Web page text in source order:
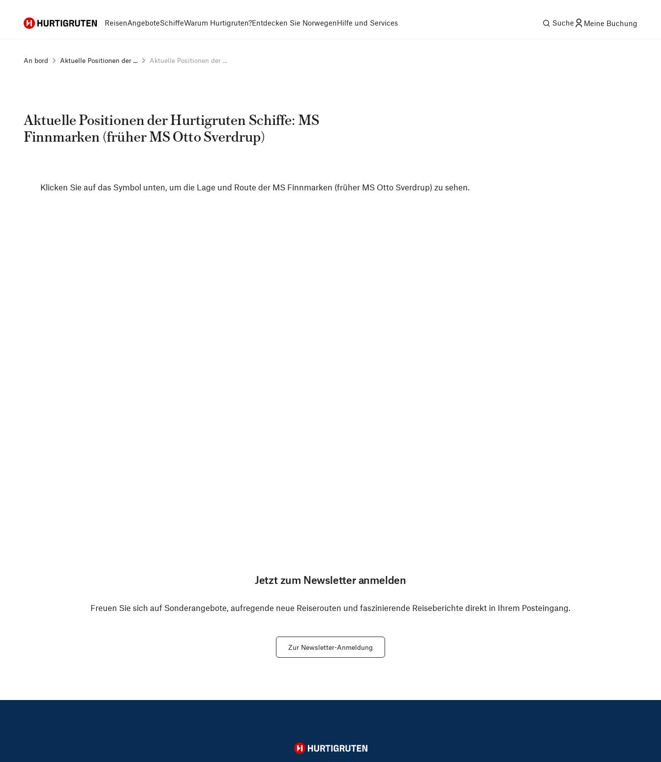
Hurtigruten ReisenAngeboteSchiffeWarum Hurtigruten?Entdecken Sie NorwegenHilfe und Services Suche Meine Buchung
An bord Aktuelle Positionen der ... Aktuelle Positionen der ...
Aktuelle Positionen der Hurtigruten Schiffe: MS
Finnmarken (früher MS Otto Sverdrup)
Klicken Sie auf das Symbol unten, um die Lage und Route der MS Finnmarken (früher MS Otto Sverdrup) zu sehen.
Jetzt zum Newsletter anmelden
Freuen Sie sich auf Sonderangebote, aufregende neue Reiserouten und faszinierende Reiseberichte direkt in Ihrem Posteingang.
Zur Newsletter-Anmeldung
Hurtigruten